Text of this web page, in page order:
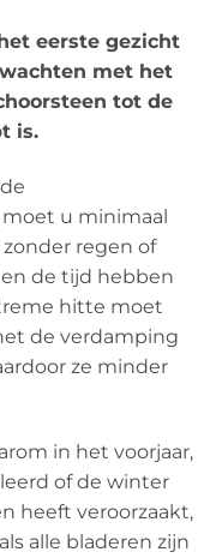
eerste gezicht
met het
tot de
is.
u minimaal
regen of
de tijd hebben
hitte moet
de verdamping
ze minder
in het voorjaar,
of de winter
heeft veroorzaakt,
alle bladeren zijn